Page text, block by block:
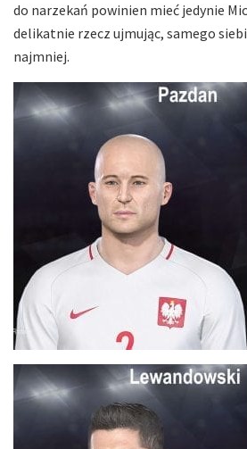
do narzekań powinien mieć jedynie
delikatnie rzecz ujmując, samego
najmniej.